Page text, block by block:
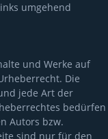
umgehend
und Werke auf
Die
jede Art der
bedürfen
Autors bzw.
sind nur für den